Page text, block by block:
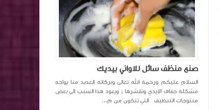
صنع منظف سائل للاواني بيديك
السلام عليكم ورحمة الله تعالى وبركاته العديد منا يواجه
مشكلة جفاف الايدي وتقشرها ; ويعود هذا السبب الى بعض
منتوجات التنظيف التي تتكون من م...